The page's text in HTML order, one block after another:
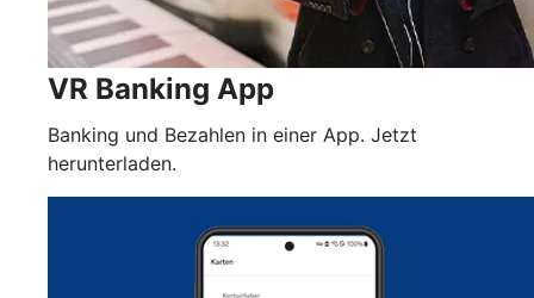
VR Banking App
Banking und Bezahlen in einer App. Jetzt
herunterladen.